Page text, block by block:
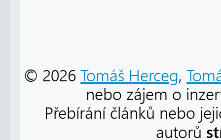
© 2026 Tomáš Herceg,
nebo zájem o
Přebírání článků nebo
autorů